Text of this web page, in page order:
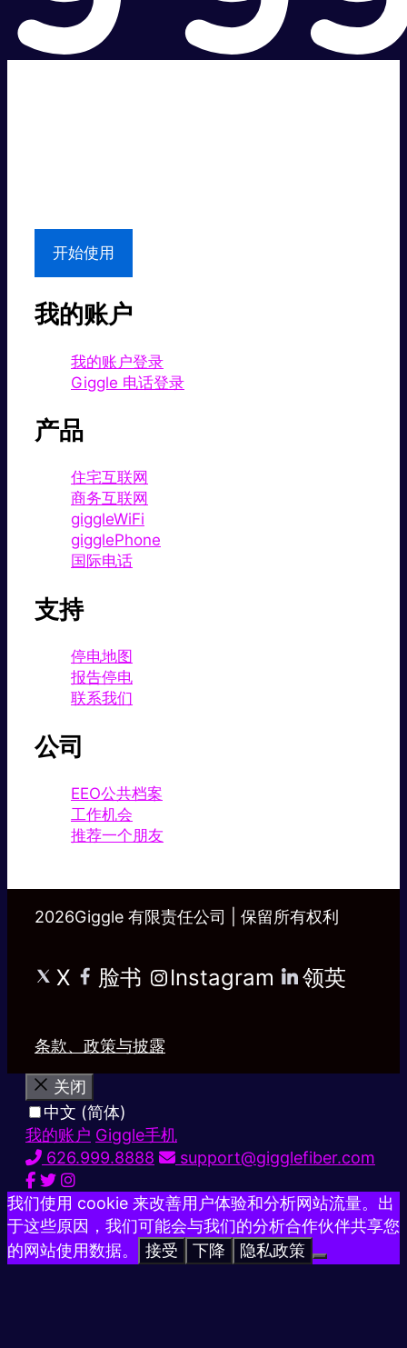
开始使用
我的账户
我的账户登录
Giggle 电话登录
产品
住宅互联网
商务互联网
giggleWiFi
gigglePhone
国际电话
支持
停电地图
报告停电
联系我们
公司
EEO公共档案
工作机会
推荐一个朋友
2026Giggle 有限责任公司 | 保留所有权利
X 脸书 Instagram 领英
条款、政策与披露
关闭
中文 (简体)
我的账户 Giggle手机
626.999.8888
support@gigglefiber.com
我们使用 cookie 来改善用户体验和分析网站流量。出
于这些原因，我们可能会与我们的分析合作伙伴共享您
的网站使用数据。
接受 下降 隐私政策